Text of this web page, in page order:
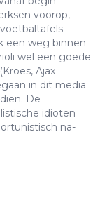
voorop,
een weg binnen
wel een goede
Ajax
in dit media
De
idioten
na-